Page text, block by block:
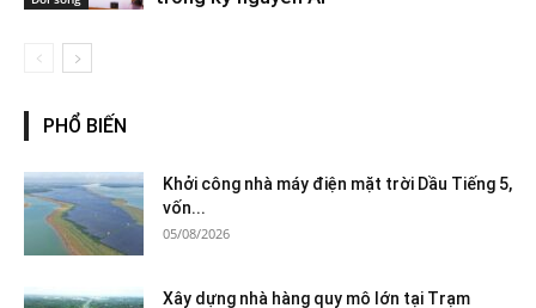
PHỔ BIẾN
Khởi công nhà máy điện mặt trời Dầu Tiếng 5,
vốn...
05/08/2026
Xây dựng nhà hàng quy mô lớn tại Trạm